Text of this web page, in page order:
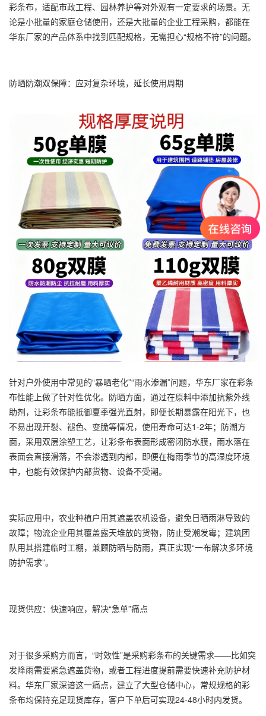
彩条布，适配市政工程、园林养护等对外观有一定要求的场景。无
论是小批量的家庭仓储使用，还是大批量的企业工程采购，都能在
华东厂家的产品体系中找到匹配规格，无需担心“规格不符”的问题。
防晒防潮双保障：应对复杂环境，延长使用周期
针对户外使用中常见的“暴晒老化”“雨水渗漏”问题，华东厂家在彩条
布性能上做了针对性优化。防晒方面，通过在原料中添加抗紫外线
助剂，让彩条布能抵御夏季强光直射，即便长期暴露在阳光下，也
不易出现开裂、褪色、变脆等情况，使用寿命可达1-2年；防潮方
面，采用双层涂塑工艺，让彩条布表面形成密闭防水膜，雨水落在
表面会直接滑落，不会渗透到内部，即便在梅雨季节的高湿度环境
中，也能有效保护内部货物、设备不受潮。
实际应用中，农业种植户用其遮盖农机设备，避免日晒雨淋导致的
故障；物流企业用其覆盖露天堆放的货物，防止受潮发霉；建筑团
队用其搭建临时工棚，兼顾防晒与防雨，真正实现“一布解决多环境
防护需求”。
现货供应：快速响应，解决“急单”痛点
对于很多采购方而言，“时效性”是采购彩条布的关键需求——比如突
发降雨需要紧急遮盖货物，或者工程进度提前需要快速补充防护材
料。华东厂家深谙这一痛点，建立了大型仓储中心，常规规格的彩
条布均保持充足现货库存，客户下单后可实现24-48小时内发货。